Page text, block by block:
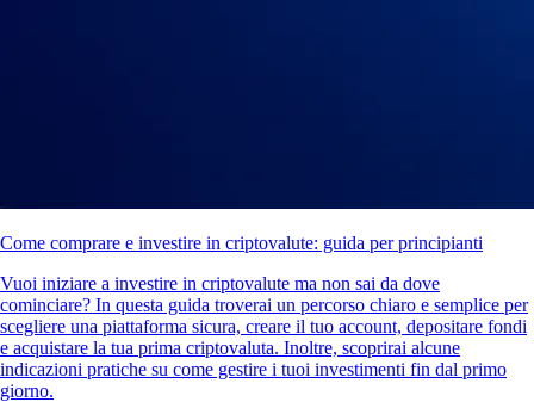
Come comprare e investire in criptovalute: guida per principianti
Vuoi iniziare a investire in criptovalute ma non sai da dove
cominciare? In questa guida troverai un percorso chiaro e semplice per
scegliere una piattaforma sicura, creare il tuo account, depositare fondi
e acquistare la tua prima criptovaluta. Inoltre, scoprirai alcune
indicazioni pratiche su come gestire i tuoi investimenti fin dal primo
giorno.